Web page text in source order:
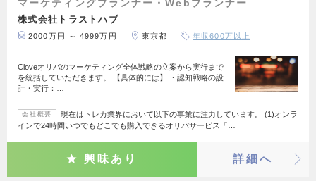
マーケティングプランナー・Webプランナー
株式会社トラストハブ
2000万円 ～ 4999万円 東京都 年収600万以上
Cloveオリパのマーケティング全体戦略の立案から実行まで
を統括していただきます。 【具体的には】 ・認知戦略の設
計・実行：…
会社概要
現在はトレカ業界において以下の事業に注力しています。 (1)オンラ
インで24時間いつでもどこでも購入できるオリパサービス「…
興味あり 詳細へ